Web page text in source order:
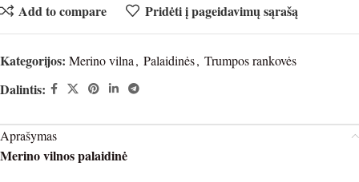
Add to compare
Pridėti į pageidavimų sąrašą
Kategorijos: Merino vilna, Palaidinės, Trumpos rankovės
Dalintis:
Aprašymas
Merino vilnos palaidinė